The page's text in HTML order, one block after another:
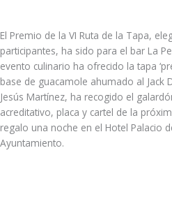
El Premio de la VI Ruta de la Tapa,
participantes, ha sido para el bar La
evento culinario ha ofrecido la tapa
base de guacamole ahumado al Jack
Jesús Martínez, ha recogido el
acreditativo, placa y cartel de la
regalo una noche en el Hotel Palacio
Ayuntamiento.